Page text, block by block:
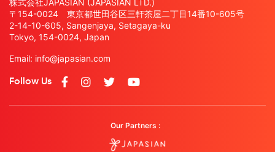
株式会社JAPASIAN (JAPASIAN LTD.)
〒154-0024 東京都世田谷区三軒茶屋二丁目14番10-605号
2-14-10-605, Sangenjaya, Setagaya-ku
Tokyo, 154-0024, Japan
Email: info@japasian.com
Follow Us
Our Partners :